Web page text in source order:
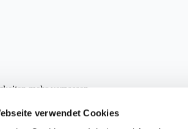
verwendet Cookies
mehr verpassen.